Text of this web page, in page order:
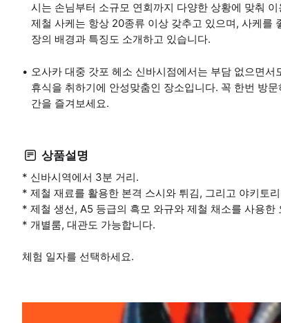
시는 손님부터 소규모 연회까지 다양한 상황에 맞춰
제철 사케는 항상 20종류 이상 갖추고 있으며, 사케를
장의 배경과 특징도 소개하고 있습니다.
오사카 대중 갓포 헤소 신바시점에서는 부담 없으면
휴식을 취하기에 안성맞춤인 장소입니다. 꼭 한번 방
간을 즐겨보세요.
상품설명
* 신바시역에서 3분 거리.
* 제철 재료를 활용한 본격 스시와 튀김, 그리고 야키토
* 제철 생선, A5 등급의 흑모 와규와 제철 채소를 사용한
* 개별룸, 대관도 가능합니다.
체험 일자를 선택하세요.